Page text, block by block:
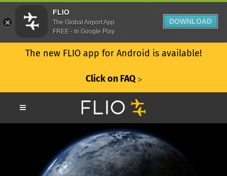
The new FLIO app for Android is available!
Click on FAQ ᐳ
FLIO
The Global Airport App
FREE - In Google Play
DOWNLOAD